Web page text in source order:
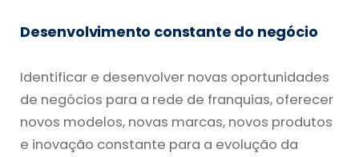
Desenvolvimento constante do negócio
Identificar e desenvolver novas oportunidades
de negócios para a rede de franquias, oferecer
novos modelos, novas marcas, novos produtos
e inovação constante para a evolução da